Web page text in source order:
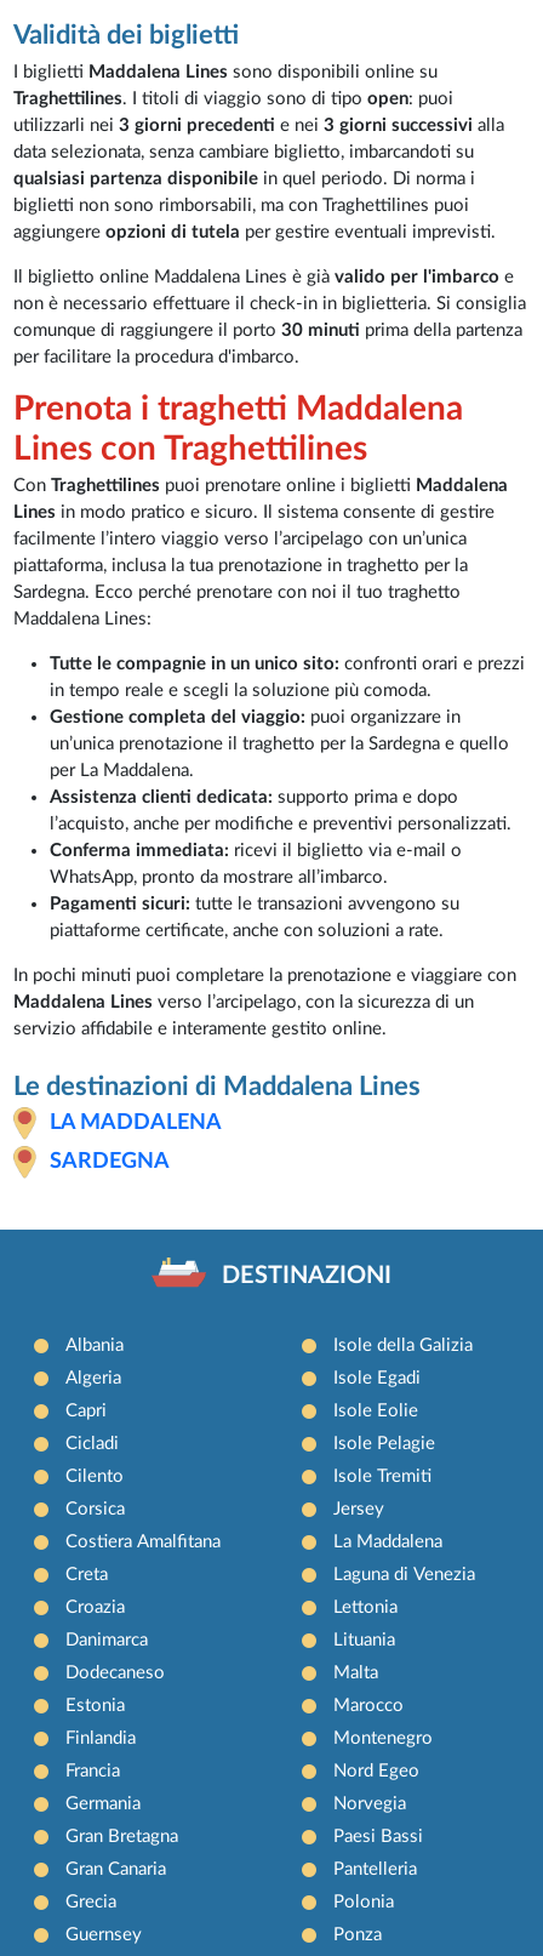
Validità dei biglietti
I biglietti Maddalena Lines sono disponibili online su
Traghettilines. I titoli di viaggio sono di tipoopen: puoi
utilizzarli nei3 giorni precedenti e nei3 giorni successivi alla
data selezionata, senza cambiare biglietto, imbarcandoti su
qualsiasi partenza disponibile in quel periodo. Di norma i
biglietti non sono rimborsabili, ma con Traghettilines puoi
aggiungereopzioni di tutela per gestire eventuali imprevisti.
Il biglietto online Maddalena Lines è giàvalido per l'imbarco e
non è necessario effettuare il check-in in biglietteria. Si consiglia
comunque di raggiungere il porto30 minuti prima della partenza
per facilitare la procedura d'imbarco.
Prenota i traghetti Maddalena
Lines con Traghettilines
ConTraghettilines puoi prenotare online i biglietti Maddalena
Lines in modo pratico e sicuro. Il sistema consente di gestire
facilmente l’intero viaggio verso l’arcipelago con un’unica
piattaforma, inclusa la tua prenotazione in traghetto per la
Sardegna. Ecco perché prenotare con noi il tuo traghetto
Maddalena Lines:
Tutte le compagnie in un unico sito: confronti orari e prezzi
in tempo reale e scegli la soluzione più comoda.
Gestione completa del viaggio: puoi organizzare in
un’unica prenotazione il traghetto per la Sardegna e quello
per La Maddalena.
Assistenza clienti dedicata: supporto prima e dopo
l’acquisto, anche per modifiche e preventivi personalizzati.
Conferma immediata: ricevi il biglietto via e-mail o
WhatsApp, pronto da mostrare all’imbarco.
Pagamenti sicuri: tutte le transazioni avvengono su
piattaforme certificate, anche con soluzioni a rate.
In pochi minuti puoi completare la prenotazione e viaggiare con
Maddalena Lines verso l’arcipelago, con la sicurezza di un
servizio affidabile e interamente gestito online.
Le destinazioni di Maddalena Lines
LA MADDALENA
SARDEGNA
DESTINAZIONI
Albania
Algeria
Capri
Cicladi
Cilento
Corsica
Costiera Amalfitana
Creta
Croazia
Danimarca
Dodecaneso
Estonia
Finlandia
Francia
Germania
Gran Bretagna
Gran Canaria
Grecia
Guernsey
Isole della Galizia
Isole Egadi
Isole Eolie
Isole Pelagie
Isole Tremiti
Jersey
La Maddalena
Laguna di Venezia
Lettonia
Lituania
Malta
Marocco
Montenegro
Nord Egeo
Norvegia
Paesi Bassi
Pantelleria
Polonia
Ponza